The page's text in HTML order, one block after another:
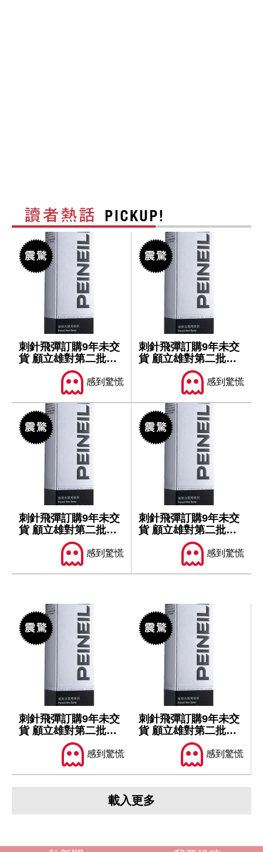
刺針飛彈訂購9年未交
貨 顧立雄對第二批軍
感到驚慌
刺針飛彈訂購9年未交
貨 顧立雄對第二批軍
感到驚慌
刺針飛彈訂購9年未交
貨 顧立雄對第二批軍
感到驚慌
刺針飛彈訂購9年未交
貨 顧立雄對第二批軍
感到驚慌
刺針飛彈訂購9年未交
貨 顧立雄對第二批軍
感到驚慌
刺針飛彈訂購9年未交
貨 顧立雄對第二批軍
感到驚慌
載入更多